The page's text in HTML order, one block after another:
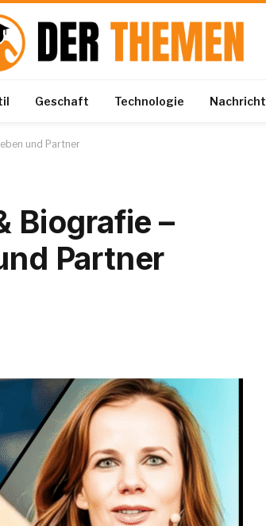
Geschaft Technologie Nachricht
und Partner
Biografie –
Partner